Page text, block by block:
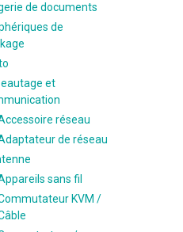
de documents
de
et
réseau
de réseau
sans fil
KVM /